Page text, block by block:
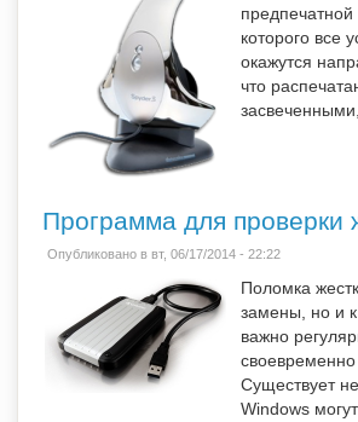
которого все
окажутся
что
Программа для проверки
Опубликовано в вт, 06/17/2014 - 22:22
Поломка
замены, но и
важно
Существует
Windows